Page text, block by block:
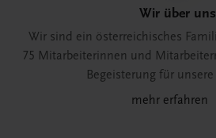
Wir über uns
Wir sind ein österreichisches
75 Mitarbeiterinnen und
Begeisterung für
mehr erfahren